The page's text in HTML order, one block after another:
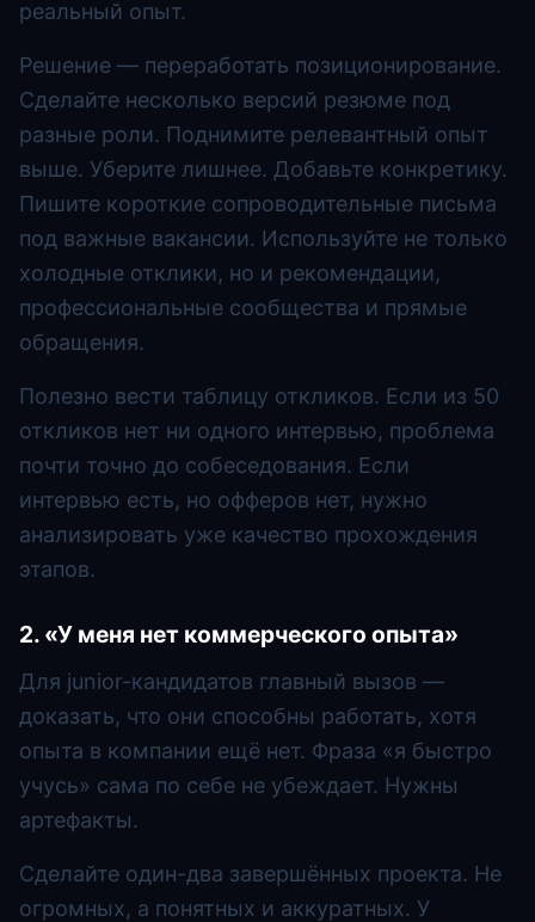
реальный опыт.
Решение — переработать позиционирование.
Сделайте несколько версий резюме под
разные роли. Поднимите релевантный опыт
выше. Уберите лишнее. Добавьте конкретику.
Пишите короткие сопроводительные письма
под важные вакансии. Используйте не только
холодные отклики, но и рекомендации,
профессиональные сообщества и прямые
обращения.
Полезно вести таблицу откликов. Если из 50
откликов нет ни одного интервью, проблема
почти точно до собеседования. Если
интервью есть, но офферов нет, нужно
анализировать уже качество прохождения
этапов.
2. «У меня нет коммерческого опыта»
Для junior-кандидатов главный вызов —
доказать, что они способны работать, хотя
опыта в компании ещё нет. Фраза «я быстро
учусь» сама по себе не убеждает. Нужны
артефакты.
Сделайте один-два завершённых проекта. Не
огромных, а понятных и аккуратных. У